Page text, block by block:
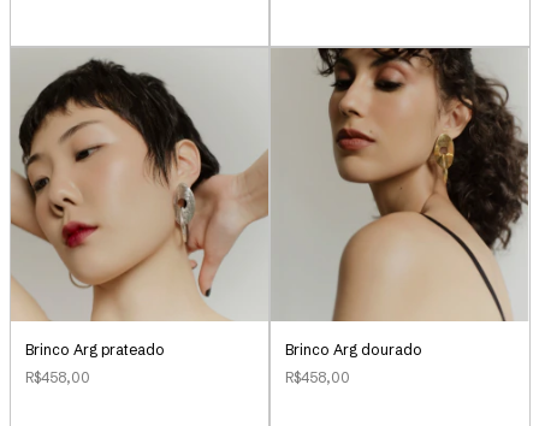
Brinco Arg prateado
R$458,00
Brinco Arg dourado
R$458,00